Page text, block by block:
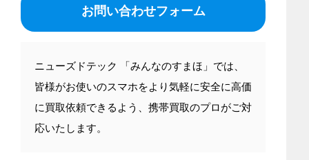
お問い合わせフォーム
ニューズドテック 「みんなのすまほ」では、
皆様がお使いのスマホをより気軽に安全に高価
に買取依頼できるよう、携帯買取のプロがご対
応いたします。